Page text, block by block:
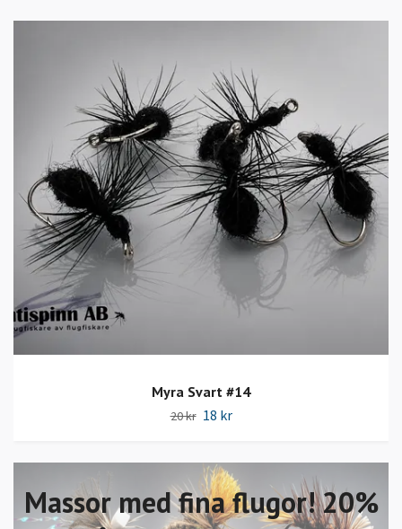
Massor med fina flugor! 20%
Myra Svart #14
20 kr 18 kr